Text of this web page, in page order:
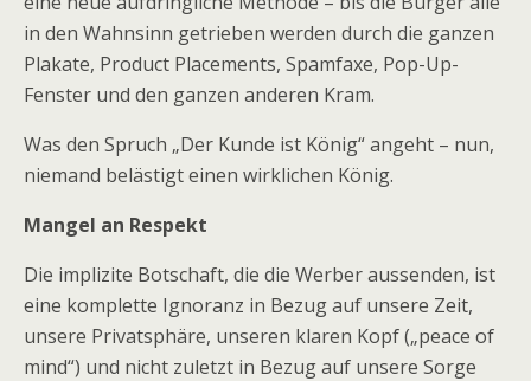
in den Wahnsinn getrieben werden durch die ganzen
Plakate, Product Placements, Spamfaxe, Pop-Up-
Fenster und den ganzen anderen Kram.
Was den Spruch „Der Kunde ist König“ angeht – nun,
niemand belästigt einen wirklichen König.
Mangel an Respekt
Die implizite Botschaft, die die Werber aussenden, ist
eine komplette Ignoranz in Bezug auf unsere Zeit,
unsere Privatsphäre, unseren klaren Kopf („peace of
mind“) und nicht zuletzt in Bezug auf unsere Sorge